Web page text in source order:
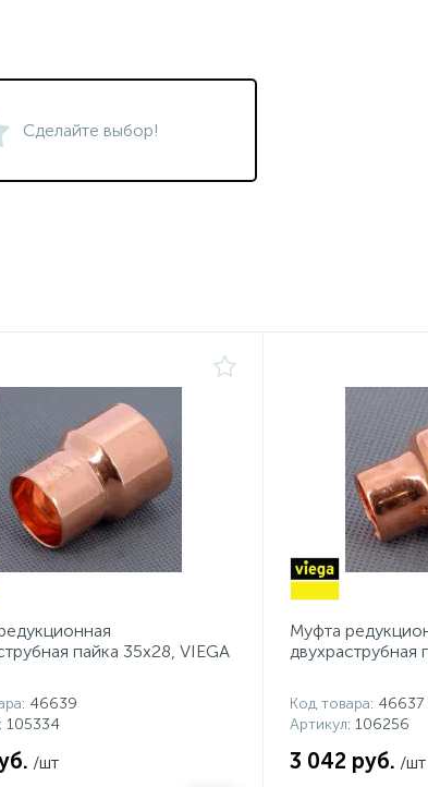
Сделайте выбор!
пайка 35х28, VIEGA
: 46639
: 105334
/шт
Муфта
двухраструбная
Код товара: 46637
Артикул: 106256
3 042 руб. /шт